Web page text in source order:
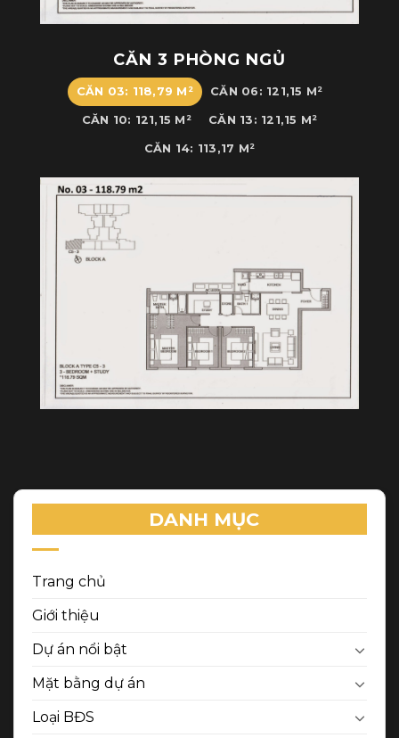
CĂN 3 PHÒNG NGỦ
CĂN 03: 118,79 M² CĂN 06: 121,15 M²
CĂN 10: 121,15 M² CĂN 13: 121,15 M²
CĂN 14: 113,17 M²
DANH MỤC
Trang chủ
Giới thiệu
Dự án nổi bật
Mặt bằng dự án
Loại BĐS